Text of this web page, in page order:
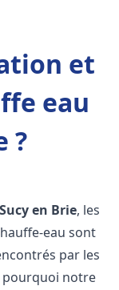
et
eau
?
Sucy en Brie, les
eau sont
par les
pourquoi notre